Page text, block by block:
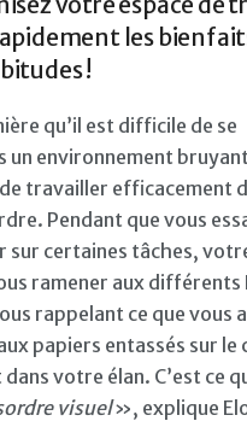
les
!
qu’il est difficile de se
un environnement
travailler efficacement
Pendant que vous
sur certaines tâches,
ramener aux
rappelant ce que vous
papiers entassés sur le
votre élan. C’est ce
visuel», explique